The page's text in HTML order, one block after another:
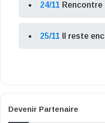
24/11 Rencontre
25/11 Il reste
Devenir Partenaire